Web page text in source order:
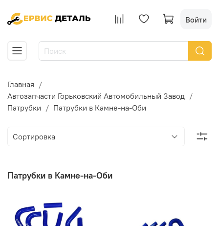
Войти
Главная
Автозапчасти Горьковский Автомобильный Завод
Патрубки
Патрубки в Камне-на-Оби
Патрубки в Камне-на-Оби